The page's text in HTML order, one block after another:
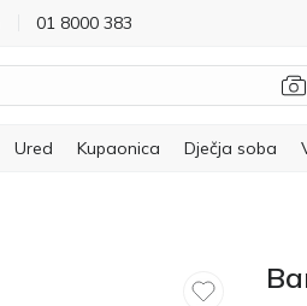
01 8000 383
Ured Kupaonica Dječja soba